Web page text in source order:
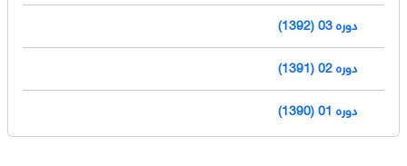
دوره 03 (1392)
دوره 02 (1391)
دوره 01 (1390)